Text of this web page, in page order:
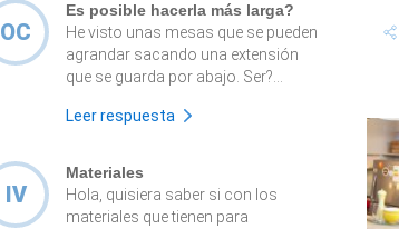
OC
Es posible hacerla más larga?
He visto unas mesas que se pueden
agrandar sacando una extensión
que se guarda por abajo. Ser?...
Leer respuesta
IV
Materiales
Hola, quisiera saber si con los
materiales que tienen para
Tiempo proyecto: 5
Horas
Dificultad:
Bajo